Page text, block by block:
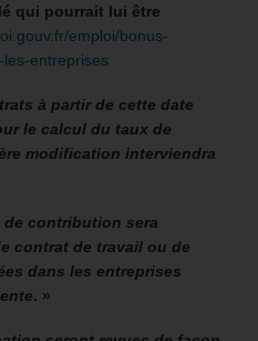
qui pourrait lui être
emploi/bonus-
entreprises
à partir de cette date
le calcul du taux de
modification interviendra
de contribution sera
contrat de travail ou de
dans les entreprises
. »